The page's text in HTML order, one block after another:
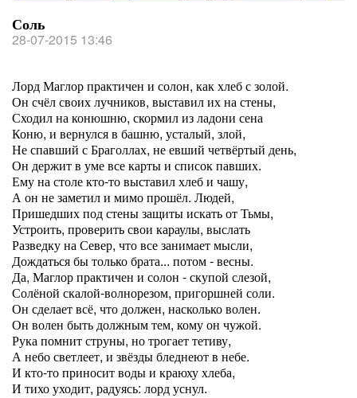
Соль
28-07-2015 13:46
Лорд Маглор практичен и солон, как хлеб с золой.
Он счёл своих лучников, выставил их на стены,
Сходил на конюшню, скормил из ладони сена
Коню, и вернулся в башню, усталый, злой,
Не спавший с Браголлах, не евший четвёртый день,
Он держит в уме все карты и список павших.
Ему на столе кто-то выставил хлеб и чашу,
А он не заметил и мимо прошёл. Людей,
Пришедших под стены защиты искать от Тьмы,
Устроить, проверить свои караулы, выслать
Разведку на Север, что все занимает мысли,
Дождаться бы только брата... потом - весны.
Да, Маглор практичен и солон - скупой слезой,
Солёной скалой-волнорезом, пригоршней соли.
Он сделает всё, что должен, насколько волен.
Он волен быть должным тем, кому он чужой.
Рука помнит струны, но трогает тетиву,
А небо светлеет, и звёзды бледнеют в небе.
И кто-то приносит воды и краюху хлеба,
И тихо уходит, радуясь: лорд уснул.